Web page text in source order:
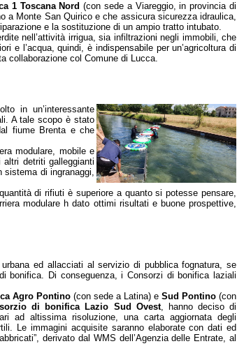
1 Toscana Nord (con sede a Viareggio, in provincia di
a Monte San Quirico e che assicura sicurezza idraulica,
e la sostituzione di un ampio tratto intubato.
nell’attività irrigua, sia infiltrazioni negli immobili, che
e l’acqua, quindi, è indispensabile per un’agricoltura di
collaborazione col Comune di Lucca.
in un’interessante
A tale scopo è stato
fiume Brenta e che
modulare, mobile e
detriti galleggianti
di ingranaggi,
di rifiuti è superiore a quanto si potesse pensare,
modulare h dato ottimi risultati e buone prospettive,
ed allacciati al servizio di pubblica fognatura, se
bonifica. Di conseguenza, i Consorzi di bonifica laziali
Agro Pontino (con sede a Latina) e Sud Pontino (con
di bonifica Lazio Sud Ovest, hanno deciso di
ad altissima risoluzione, una carta aggiornata degli
Le immagini acquisite saranno elaborate con dati ed
derivato dal WMS dell’Agenzia delle Entrate, al